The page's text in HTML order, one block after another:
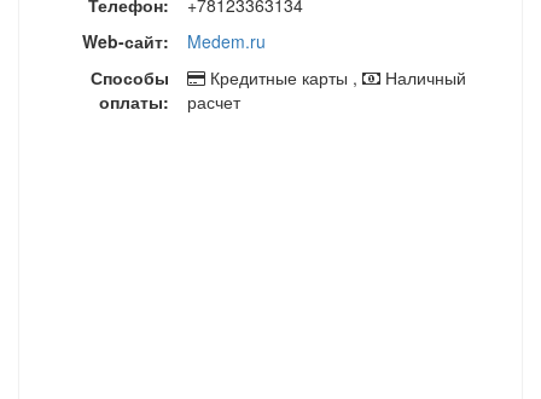
Телефон:
+78123363134
Web-сайт:
Medem.ru
Способы
оплаты:
Кредитные карты ,
Наличный
расчет